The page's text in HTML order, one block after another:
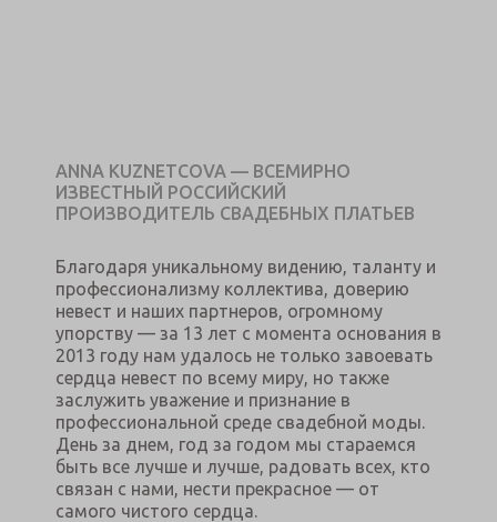
ANNA KUZNETCOVA — ВСЕМИРНО
ИЗВЕСТНЫЙ РОССИЙСКИЙ
ПРОИЗВОДИТЕЛЬ СВАДЕБНЫХ ПЛАТЬЕВ
Благодаря уникальному видению, таланту и
профессионализму коллектива, доверию
невест и наших партнеров, огромному
упорству — за 13 лет с момента основания в
2013 году нам удалось не только завоевать
сердца невест по всему миру, но также
заслужить уважение и признание в
профессиональной среде свадебной моды.
День за днем, год за годом мы стараемся
быть все лучше и лучше, радовать всех, кто
связан с нами, нести прекрасное — от
самого чистого сердца.